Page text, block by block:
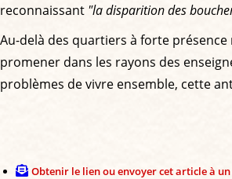
reconnaissant "la disparition des
Au-delà des quartiers à forte
promener dans les rayons des
problèmes de vivre ensemble, cette
Obtenir le lien ou envoyer cet article à